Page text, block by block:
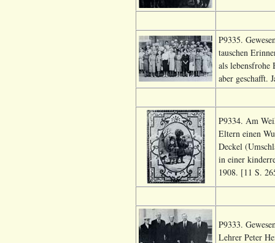
P9335.
tauschen
als lebensfrohe
aber geschafft.
P9334. Am
Eltern einen
Deckel
in einer
1908. [11 S.
P9333.
Lehrer Peter